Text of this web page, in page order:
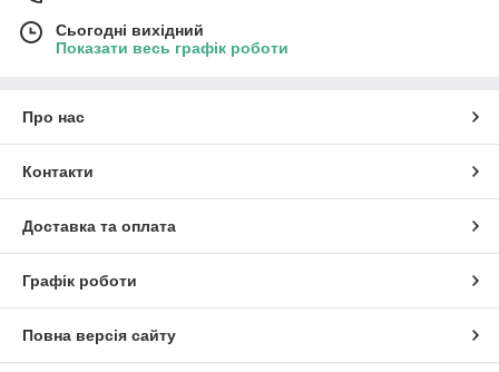
Сьогодні вихідний
Показати весь графік роботи
Про нас
Контакти
Доставка та оплата
Графік роботи
Повна версія сайту